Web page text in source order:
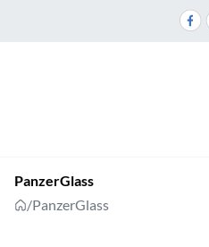
PanzerGlass
/PanzerGlass